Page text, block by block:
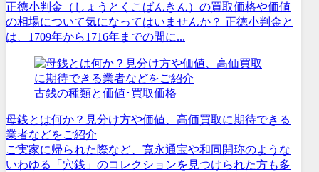
正徳小判金（しょうとくこばんきん）の買取価格や価値
の相場について気になってはいませんか？ 正徳小判金と
は、1709年から1716年までの間に...
古銭の種類と価値･買取価格
母銭とは何か？見分け方や価値、高価買取に期待できる
業者などをご紹介
ご実家に帰られた際など、寛永通宝や和同開珎のような
いわゆる「穴銭」のコレクションを見つけられた方も多